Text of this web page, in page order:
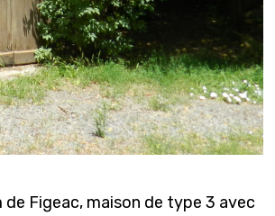
de Figeac, maison de type 3 avec